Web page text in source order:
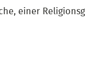
einer